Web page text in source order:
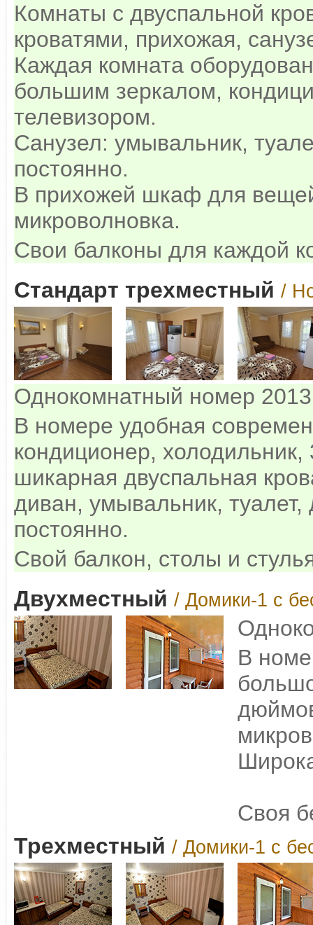
Комнаты с двуспальной
кроватями, прихожая,
Каждая комната
большим зеркалом,
телевизором.
Санузел: умывальник,
постоянно.
В прихожей шкаф для
микроволновка.
Свои балконы для каждой
Стандарт трехместный /
Однокомнатный номер
В номере удобная
кондиционер,
шикарная двуспальная
диван, умывальник,
постоянно.
Свой балкон, столы и
Двухместный / Домики-1 с
В
Своя
Трехместный / Домики-1 с